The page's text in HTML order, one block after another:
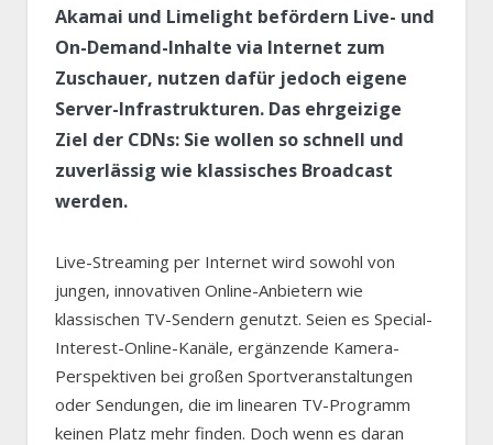
Akamai und Limelight befördern Live- und
On-Demand-Inhalte via Internet zum
Zuschauer, nutzen dafür jedoch eigene
Server-Infrastrukturen. Das ehrgeizige
Ziel der CDNs: Sie wollen so schnell und
zuverlässig wie klassisches Broadcast
werden.
Live-Streaming per Internet wird sowohl von
jungen, innovativen Online-Anbietern wie
klassischen TV-Sendern genutzt. Seien es Special-
Interest-Online-Kanäle, ergänzende Kamera-
Perspektiven bei großen Sportveranstaltungen
oder Sendungen, die im linearen TV-Programm
keinen Platz mehr finden. Doch wenn es daran